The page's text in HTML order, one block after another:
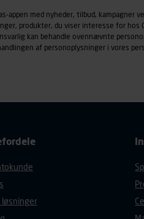
om enhedstype
om behandling af
appen med nyheder, tilbud, kampagner
produkter, du viser interesse for hos
kan behandle ovennævnte
af personoplysninger i vores
løsninger